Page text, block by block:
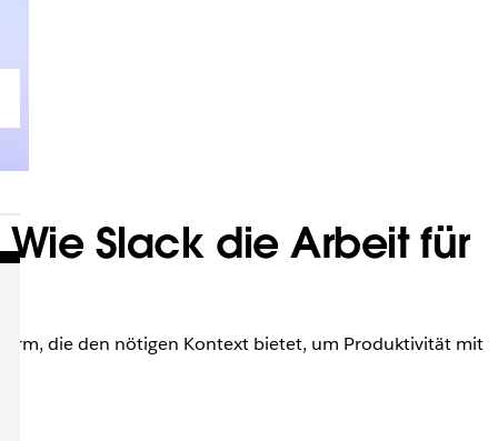
Slack die Arbeit für
die den nötigen Kontext bietet, um Produktivität mit